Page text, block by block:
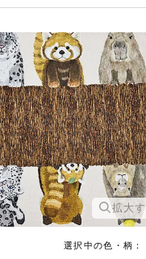
拡大
選択中の色・柄：